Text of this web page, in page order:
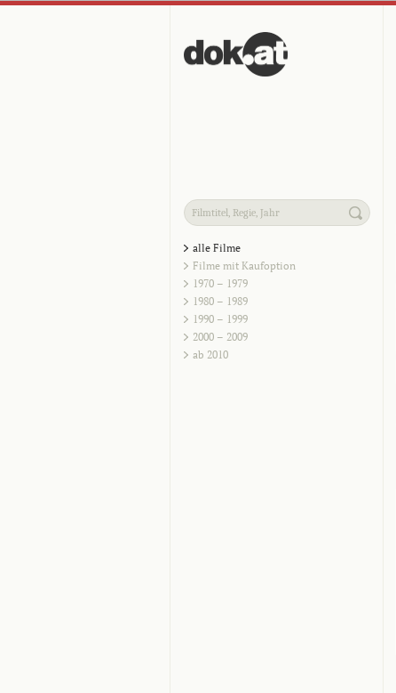
alle Filme
Filme mit Kaufoption
1970 – 1979
1980 – 1989
1990 – 1999
2000 – 2009
ab 2010